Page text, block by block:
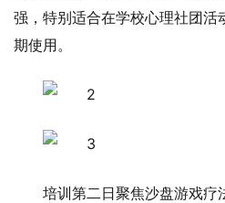
强，特别适合在学校心理社团活
期使用。
培训第二日聚焦沙盘游戏疗